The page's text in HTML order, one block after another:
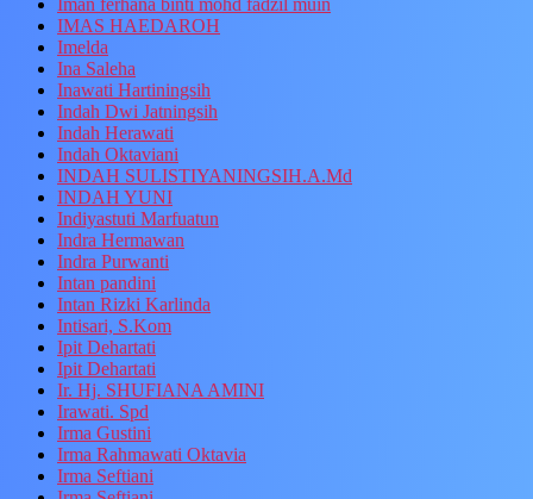
Iman ferhana binti mohd fadzil muin
IMAS HAEDAROH
Imelda
Ina Saleha
Inawati Hartiningsih
Indah Dwi Jatningsih
Indah Herawati
Indah Oktaviani
INDAH SULISTIYANINGSIH.A.Md
INDAH YUNI
Indiyastuti Marfuatun
Indra Hermawan
Indra Purwanti
Intan pandini
Intan Rizki Karlinda
Intisari, S.Kom
Ipit Dehartati
Ipit Dehartati
Ir. Hj. SHUFIANA AMINI
Irawati. Spd
Irma Gustini
Irma Rahmawati Oktavia
Irma Seftiani